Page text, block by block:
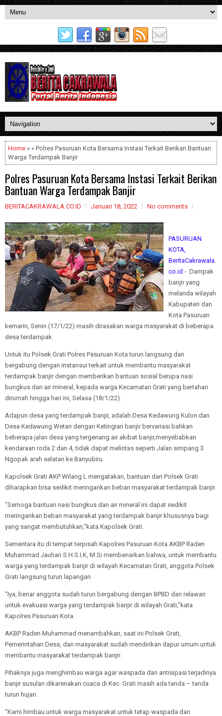
Home » » Polres Pasuruan Kota Bersama Instasi Terkait Berikan Bantuan
Warga Terdampak Banjir
Polres Pasuruan Kota Bersama Instasi Terkait Berikan
Bantuan Warga Terdampak Banjir
BERITACAKRAWALA.CO.ID Januari 18, 2022 No comments
PASURUAN
KOTA,
BeritaCakrawala.
co.id - Dampak
banjir yang
melanda wilayah
Kabupaten dan
Kota Pasuruan
kemarin, Senin (17/1/22) masih dirasakan warga masyarakat di beberapa
desa terdampak.
Untuk itu Polsek Grati Polres Pasuruan Kota turun langsung dan
bergabung dengan instansui terkait untuk membantu masyarakat
terdampak banjir dengan memberikan bantuan sosial berupa nasi
bungkus dan air mineral, kepada warga Kecamatan Grati yang bertahan
dirumah hingga hari ini, Selasa (18/1/22).
Adapun desa yang terdampak banjir, adalah Desa Kedawung Kulon dan
Desa Kedawung Wetan dengan Ketingian banjir bervariasi bahkan
beberapa jalan desa yang tergenang air akibat banjir,menyebabkan
kendaraan roda 2 dan 4, tidak dapat melintas seperti Jalan simpang 3
Ngopak arah selatan ke Banyubiru.
Kapolsek Grati AKP Wilang L mengatakan, bantuan dari Polsek Grati
diharapkan bisa sedikit meringankan beban masyarakat terdampak banjir.
"Semoga bantuan nasi bungkus dan air mineral ini dapat sedikit
meringankan beban masyarakat yang terdampak banjir khususnya bagi
yang sangat membutuhkan,"kata Kapolsek Grati.
Sementara itu di tempat terpisah Kapolres Pasuruan Kota AKBP Raden
Muhammad Jauhari S.H S.I.K, M.Si membenarkan bahwa, untuk membantu
warga yang terdampak banjir di wilayah Kecamatan Grati, anggota Polsek
Grati langsung turun lapangan.
“Iya, benar anggota sudah turun bergabung dengan BPBD dan relawan
untuk evakuasi warga yang terdampak banjir di wilayah Grati,”kata
Kapolres Pasuruan Kota.
AKBP Raden Muhammad menambahkan, saat ini Polsek Grati,
Pemerintahan Desa, dan masyarakat sudah mendirikan dapur umum untuk
membantu masyarakat terdampak banjir.
Pihaknya juga menghimbau warga agar waspada dan antisipasi terjadinya
banjir susulan dikarenakan cuaca di Kec. Grati masih ada tanda – tanda
turun hujan.
“Kami himbau untuk warga masyarakat untuk tetap waspada dan